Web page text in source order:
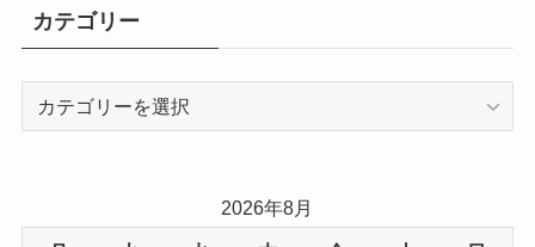
カテゴリー
2026年8月